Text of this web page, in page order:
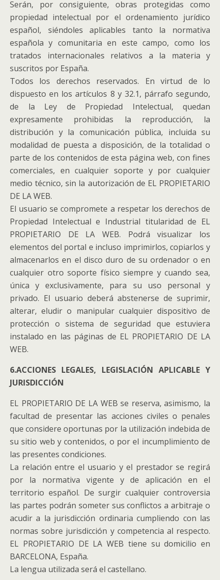
Serán, por consiguiente, obras protegidas como
propiedad intelectual por el ordenamiento jurídico
español, siéndoles aplicables tanto la normativa
española y comunitaria en este campo, como los
tratados internacionales relativos a la materia y
suscritos por España.
Todos los derechos reservados. En virtud de lo
dispuesto en los artículos 8 y 32.1, párrafo segundo,
de la Ley de Propiedad Intelectual, quedan
expresamente prohibidas la reproducción, la
distribución y la comunicación pública, incluida su
modalidad de puesta a disposición, de la totalidad o
parte de los contenidos de esta página web, con fines
comerciales, en cualquier soporte y por cualquier
medio técnico, sin la autorización de EL PROPIETARIO
DE LA WEB.
El usuario se compromete a respetar los derechos de
Propiedad Intelectual e Industrial titularidad de EL
PROPIETARIO DE LA WEB. Podrá visualizar los
elementos del portal e incluso imprimirlos, copiarlos y
almacenarlos en el disco duro de su ordenador o en
cualquier otro soporte físico siempre y cuando sea,
única y exclusivamente, para su uso personal y
privado. El usuario deberá abstenerse de suprimir,
alterar, eludir o manipular cualquier dispositivo de
protección o sistema de seguridad que estuviera
instalado en las páginas de EL PROPIETARIO DE LA
WEB.
6.ACCIONES LEGALES, LEGISLACIÓN APLICABLE Y
JURISDICCIÓN
EL PROPIETARIO DE LA WEB se reserva, asimismo, la
facultad de presentar las acciones civiles o penales
que considere oportunas por la utilización indebida de
su sitio web y contenidos, o por el incumplimiento de
las presentes condiciones.
La relación entre el usuario y el prestador se regirá
por la normativa vigente y de aplicación en el
territorio español. De surgir cualquier controversia
las partes podrán someter sus conflictos a arbitraje o
acudir a la jurisdicción ordinaria cumpliendo con las
normas sobre jurisdicción y competencia al respecto.
EL PROPIETARIO DE LA WEB tiene su domicilio en
BARCELONA, España.
La lengua utilizada será el castellano.